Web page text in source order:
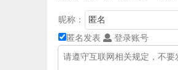
昵称：
匿名发表
登录账号